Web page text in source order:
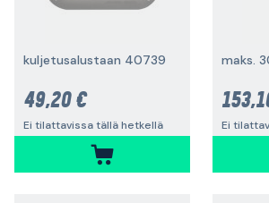
kuljetusalustaan 40739
49,20 €
Ei tilattavissa tällä hetkellä
maks.
Ei